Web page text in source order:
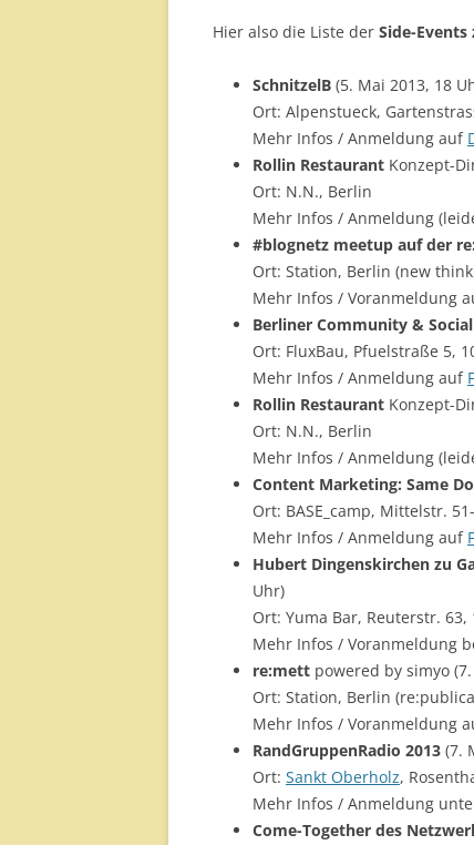
Hier also die Liste der Side-
SchnitzelB (5. Mai 2013, 18
Ort: Alpenstueck,
Mehr Infos / Anmeldung auf
Rollin Restaurant Konzept-
Ort: N.N., Berlin
Mehr Infos / Anmeldung
#blognetz meetup auf der
Ort: Station, Berlin (new
Mehr Infos / Voranmeldung
Berliner Community &
Ort: FluxBau, Pfuelstraße 5,
Mehr Infos / Anmeldung auf
Rollin Restaurant Konzept-
Ort: N.N., Berlin
Mehr Infos / Anmeldung
Content Marketing: Same
Ort: BASE_camp, Mittelstr.
Mehr Infos / Anmeldung auf
Hubert Dingenskirchen zu
Uhr)
Ort: Yuma Bar, Reuterstr. 63,
Mehr Infos / Voranmeldung
re:mett powered by simyo
Ort: Station, Berlin
Mehr Infos / Voranmeldung
RandGruppenRadio 2013 (7.
Ort: Sankt Oberholz,
Mehr Infos / Anmeldung
Come-Together des